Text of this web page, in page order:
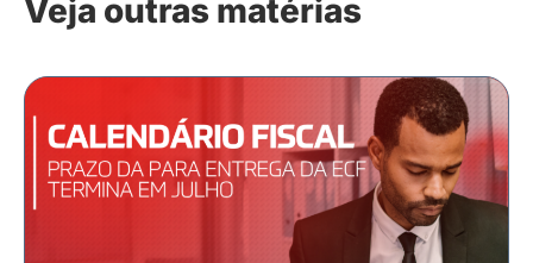
Veja outras matérias